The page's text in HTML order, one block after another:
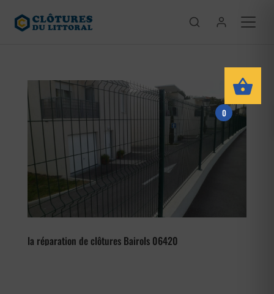
la réparation de clôtures Bairols 06420
0